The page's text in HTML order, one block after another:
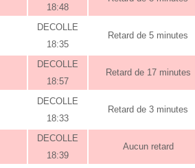
18:48
DECOLLE
18:35
Retard de 5 minutes
DECOLLE
18:57
Retard de 17 minutes
DECOLLE
18:33
Retard de 3 minutes
DECOLLE
18:39
Aucun retard